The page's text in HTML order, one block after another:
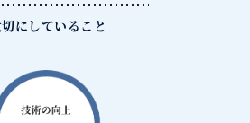
にしていること